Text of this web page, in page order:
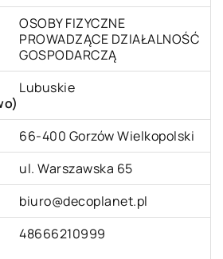
OSOBY FIZYCZNE
PROWADZĄCE DZIAŁALNOŚĆ
GOSPODARCZĄ
Lubuskie
66-400 Gorzów Wielkopolski
ul. Warszawska 65
biuro@decoplanet.pl
48666210999